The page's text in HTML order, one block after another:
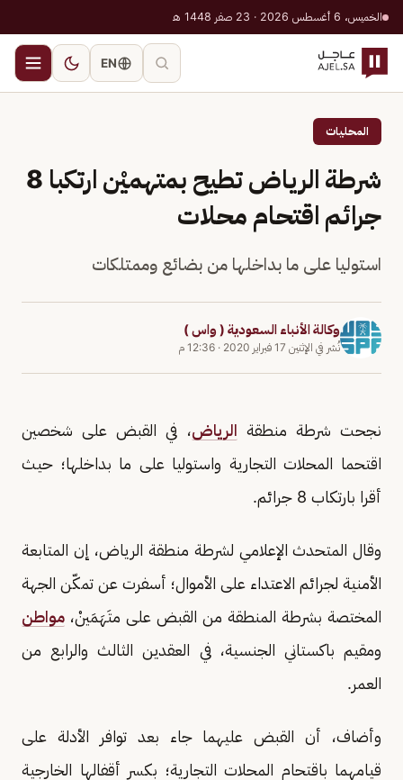
الخميس، 6 أغسطس 2026 · 23 صفر 1448 هـ
EN
المحليات
شرطة الرياض تطيح بمتهميْن ارتكبا 8
جرائم اقتحام محلات
استوليا على ما بداخلها من بضائع وممتلكات
وكالة الأنباء السعودية ( واس )
نُشر في الإثنين 17 فبراير 2020 · 12:36 م
نجحت شرطة منطقة الرياض، في القبض على شخصين
اقتحما المحلات التجارية واستوليا على ما بداخلها؛ حيث
أقرا بارتكاب 8 جرائم.
وقال المتحدث الإعلامي لشرطة منطقة الرياض، إن المتابعة
الأمنية لجرائم الاعتداء على الأموال؛ أسفرت عن تمكّن الجهة
المختصة بشرطة المنطقة من القبض على متَهَمَينْ، مواطن
ومقيم باكستاني الجنسية، في العقدين الثالث والرابع من
العمر.
وأضاف، أن القبض عليهما جاء بعد توافر الأدلة على
قيامهما باقتحام المحلات التجارية؛ بكسر أقفالها الخارجية